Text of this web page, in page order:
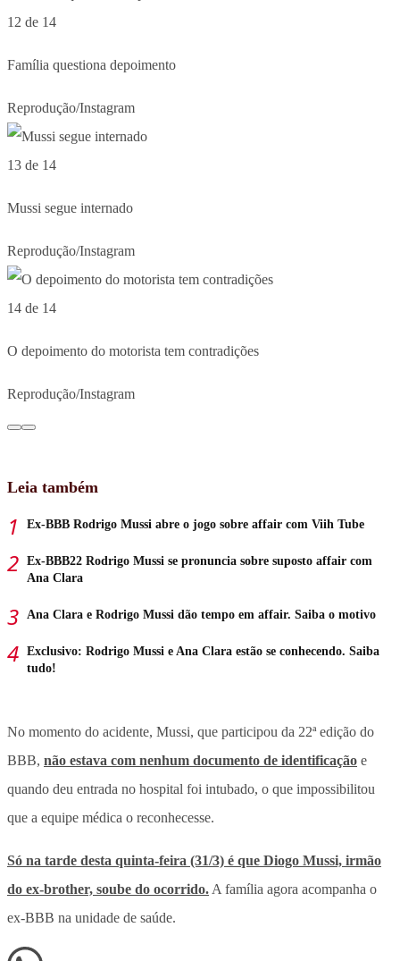
12 de 14
Família questiona depoimento
Reprodução/Instagram
13 de 14
Mussi segue internado
Reprodução/Instagram
14 de 14
O depoimento do motorista tem contradições
Reprodução/Instagram
Leia também
Ex-BBB Rodrigo Mussi abre o jogo sobre affair com Viih Tube
Ex-BBB22 Rodrigo Mussi se pronuncia sobre suposto affair com
Ana Clara
Ana Clara e Rodrigo Mussi dão tempo em affair. Saiba o motivo
Exclusivo: Rodrigo Mussi e Ana Clara estão se conhecendo. Saiba
tudo!
No momento do acidente, Mussi, que participou da 22ª edição do
BBB, não estava com nenhum documento de identificação e
quando deu entrada no hospital foi intubado, o que impossibilitou
que a equipe médica o reconhecesse.
Só na tarde desta quinta-feira (31/3) é que Diogo Mussi, irmão
do ex-brother, soube do ocorrido. A família agora acompanha o
ex-BBB na unidade de saúde.